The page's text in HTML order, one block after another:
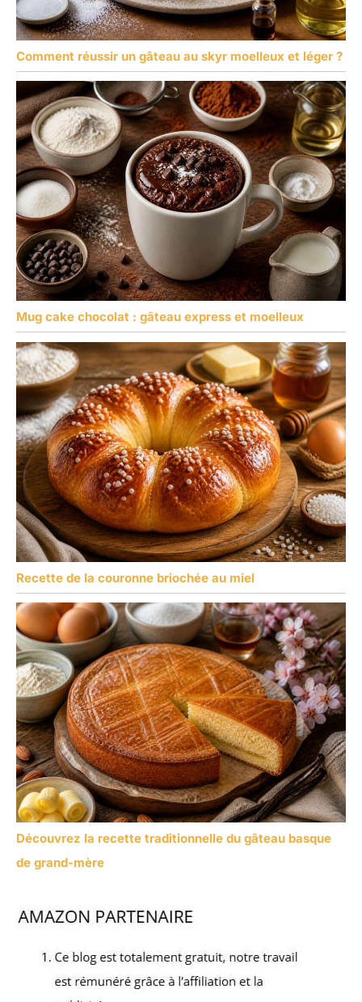
Comment réussir un gâteau au skyr moelleux et léger ?
Mug cake chocolat : gâteau express et moelleux
Recette de la couronne briochée au miel
Découvrez la recette traditionnelle du gâteau basque
de grand-mère